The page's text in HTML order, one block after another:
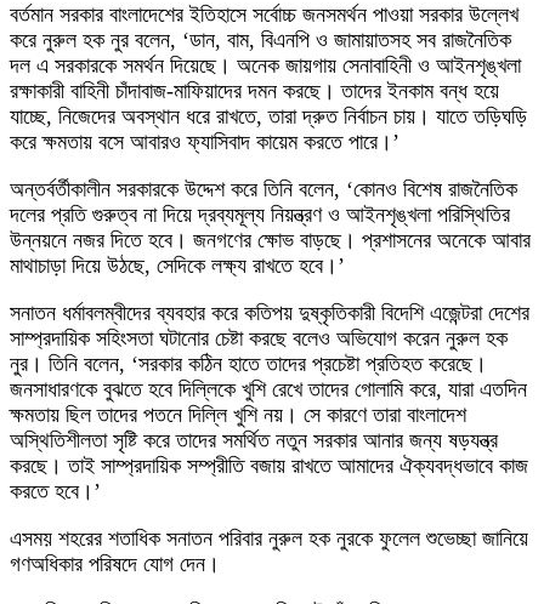
বর্তমান সরকার বাংলাদেশের ইতিহাসে সর্বোচ্চ জনসমর্থন পাওয়া সরকার উল্লেখ
করে নুরুল হক নুর বলেন, ‘ডান, বাম, বিএনপি ও জামায়াতসহ সব রাজনৈতিক
দল এ সরকারকে সমর্থন দিয়েছে। অনেক জায়গায় সেনাবাহিনী ও আইনশৃঙ্খলা
রক্ষাকারী বাহিনী চাঁদাবাজ-মাফিয়াদের দমন করছে। তাদের ইনকাম বন্ধ হয়ে
যাচ্ছে, নিজেদের অবস্থান ধরে রাখতে, তারা দ্রুত নির্বাচন চায়। যাতে তড়িঘড়ি
করে ক্ষমতায় বসে আবারও ফ্যাসিবাদ কায়েম করতে পারে।’
অন্তর্বর্তীকালীন সরকারকে উদ্দেশ করে তিনি বলেন, ‘কোনও বিশেষ রাজনৈতিক
দলের প্রতি গুরুত্ব না দিয়ে দ্রব্যমূল্য নিয়ন্ত্রণ ও আইনশৃঙ্খলা পরিস্থিতির
উন্নয়নে নজর দিতে হবে। জনগণের ক্ষোভ বাড়ছে। প্রশাসনের অনেকে আবার
মাথাচাড়া দিয়ে উঠছে, সেদিকে লক্ষ্য রাখতে হবে।’
সনাতন ধর্মাবলম্বীদের ব্যবহার করে কতিপয় দুষ্কৃতিকারী বিদেশি এজেন্টরা দেশের
সাম্প্রদায়িক সহিংসতা ঘটানোর চেষ্টা করছে বলেও অভিযোগ করেন নুরুল হক
নুর। তিনি বলেন, ‘সরকার কঠিন হাতে তাদের প্রচেষ্টা প্রতিহত করেছে।
জনসাধারণকে বুঝতে হবে দিল্লিকে খুশি রেখে তাদের গোলামি করে, যারা এতদিন
ক্ষমতায় ছিল তাদের পতনে দিল্লি খুশি নয়। সে কারণে তারা বাংলাদেশ
অস্থিতিশীলতা সৃষ্টি করে তাদের সমর্থিত নতুন সরকার আনার জন্য ষড়যন্ত্র
করছে। তাই সাম্প্রদায়িক সম্প্রীতি বজায় রাখতে আমাদের ঐক্যবদ্ধভাবে কাজ
করতে হবে।’
এসময় শহরের শতাধিক সনাতন পরিবার নুরুল হক নুরকে ফুলেল শুভেচ্ছা জানিয়ে
গণঅধিকার পরিষদে যোগ দেন।